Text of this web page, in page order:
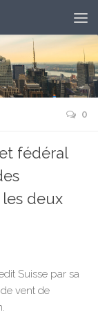
0
fédéral
deux
Suisse par sa
vent de